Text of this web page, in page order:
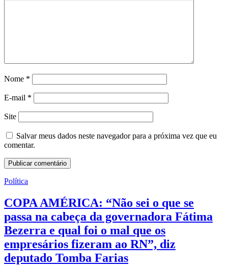
Nome *
E-mail *
Site
Salvar meus dados neste navegador para a próxima vez que eu
comentar.
Política
COPA AMÉRICA: “Não sei o que se
passa na cabeça da governadora Fátima
Bezerra e qual foi o mal que os
empresários fizeram ao RN”, diz
deputado Tomba Farias